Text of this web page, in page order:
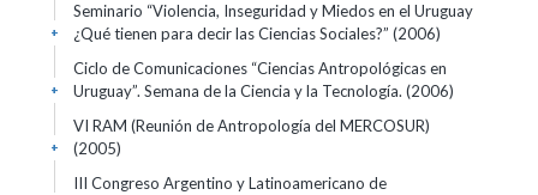
Seminario “Violencia, Inseguridad y Miedos en el Uruguay
¿Qué tienen para decir las Ciencias Sociales?” (2006)
+
Ciclo de Comunicaciones “Ciencias Antropológicas en
Uruguay”. Semana de la Ciencia y la Tecnología. (2006)
+
VI RAM (Reunión de Antropología del MERCOSUR)
(2005)
+
III Congreso Argentino y Latinoamericano de